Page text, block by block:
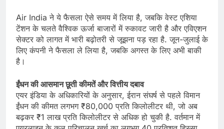
Air India ने ये फैसला ऐसे समय में लिया है, जबकि वेस्ट एशिया
टेंशन के चलते वैश्विक ऊर्जा बाजारों में रुकावट जारी है और एविएशन
सेक्टर को लागत में भारी बढ़ोतरी से जूझना पड़ रहा है. जून-जुलाई के
लिए कंपनी ने फैसला ले लिया है, जबकि अगस्त के लिए अभी बाकी
है।
ईंधन की आसमान छूती कीमतें और वित्तीय दबाव
एयर इंडिया के अधिकारियों के अनुसार, ईरान संघर्ष से पहले विमान
ईंधन की कीमत लगभग ₹80,000 प्रति किलोलीटर थी, जो अब
बढ़कर ₹1 लाख प्रति किलोलीटर से अधिक हो चुकी है. वर्तमान में